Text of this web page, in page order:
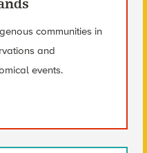
communities in
and
events.